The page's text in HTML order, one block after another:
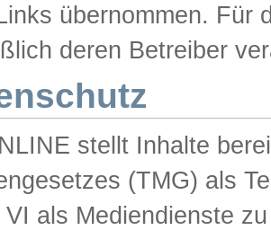
übernommen. Für
deren Betreiber
stellt Inhalte
(TMG) als
als Mediendienste